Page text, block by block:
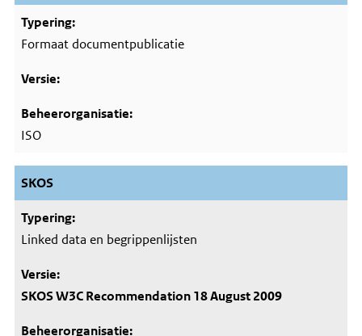
Formaat documentpublicatie
ISO
SKOS
Linked data en begrippenlijsten
SKOS W3C Recommendation 18 August 2009